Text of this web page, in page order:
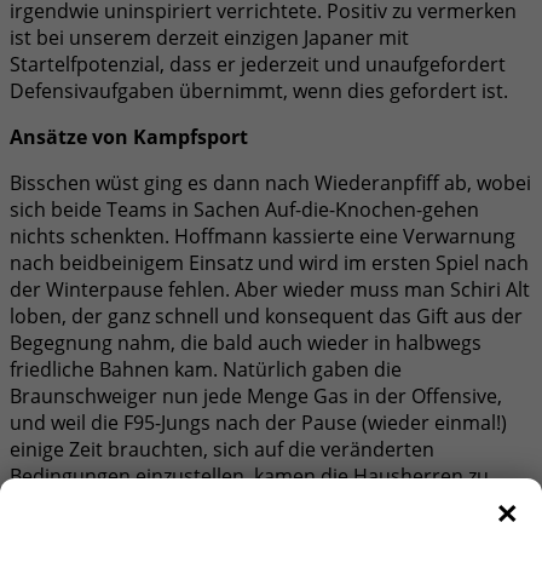
irgendwie uninspiriert verrichtete. Positiv zu vermerken
ist bei unserem derzeit einzigen Japaner mit
Startelfpotenzial, dass er jederzeit und unaufgefordert
Defensivaufgaben übernimmt, wenn dies gefordert ist.
Ansätze von Kampfsport
Bisschen wüst ging es dann nach Wiederanpfiff ab, wobei
sich beide Teams in Sachen Auf-die-Knochen-gehen
nichts schenkten. Hoffmann kassierte eine Verwarnung
nach beidbeinigem Einsatz und wird im ersten Spiel nach
der Winterpause fehlen. Aber wieder muss man Schiri Alt
loben, der ganz schnell und konsequent das Gift aus der
Begegnung nahm, die bald auch wieder in halbwegs
friedliche Bahnen kam. Natürlich gaben die
Braunschweiger nun jede Menge Gas in der Offensive,
und weil die F95-Jungs nach der Pause (wieder einmal!)
einige Zeit brauchten, sich auf die veränderten
Bedingungen einzustellen, kamen die Hausherren zu
ziemlich guten Chancen. Wobei die Statistik sagt, dass×